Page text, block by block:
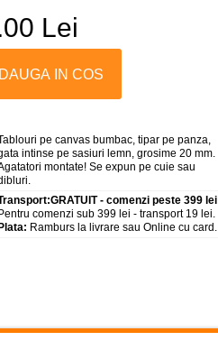
Lei
IN COS
pe canvas bumbac, tipar pe panza,
intinse pe sasiuri lemn, grosime 20 mm.
montate! Se expun pe cuie sau
GRATUIT - comenzi peste 399 lei
Pentru comenzi sub 399 lei - transport 19 lei.
Plata: Ramburs la livrare sau Online cu card.